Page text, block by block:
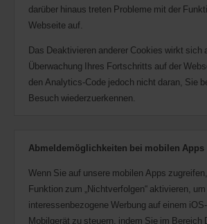
darüber hinaus treten Probleme mit der
Webseite auf.
Das Deaktivieren anderer Cookies wirkt sich
Überwachung Ihres Fortschritts auf der
den Analytics-Code jedoch nicht daran, Sie
Besuch wiederzuerkennen.
Abmeldemöglichkeiten bei mobilen Apps
Wenn Sie auf unsere mobilen Apps
Funktion zum „Nichtverfolgen“ aktivieren, um
interessenbezogene Werbung auf einem
Mobilgerät zu steuern, indem Sie im Bereich